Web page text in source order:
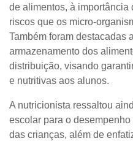
de alimentos, à
riscos que os micro-
Também foram destacadas
armazenamento dos
distribuição, visando
e nutritivas aos alunos.
A nutricionista ressaltou
escolar para o
das crianças, além de